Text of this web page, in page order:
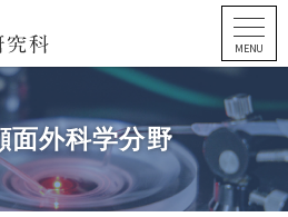
面外科学分野